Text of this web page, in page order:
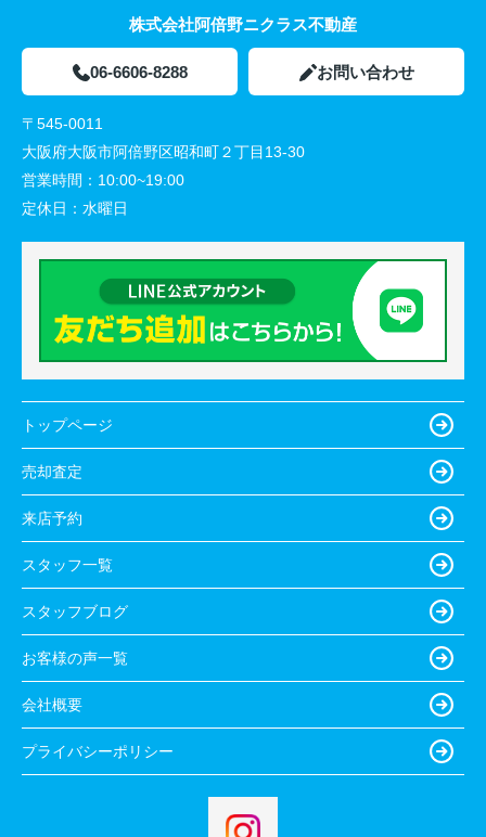
株式会社阿倍野ニクラス不動産
06-6606-8288 お問い合わせ
〒545-0011
大阪府大阪市阿倍野区昭和町２丁目13-30
営業時間： 10:00~19:00
定休日： 水曜日
トップページ
売却査定
来店予約
スタッフ一覧
スタッフブログ
お客様の声一覧
会社概要
プライバシーポリシー